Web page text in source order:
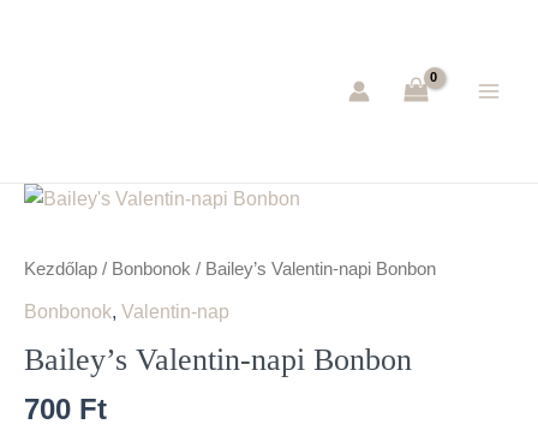
Kezdőlap / Bonbonok / Bailey’s Valentin-napi Bonbon
Bonbonok, Valentin-nap
Bailey’s Valentin-napi Bonbon
700 Ft
Bailey's
napi
mennyiség